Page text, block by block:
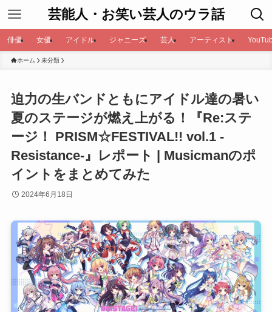
芸能人・お笑い芸人のウラ話
俳優 女優 アイドル ジャニーズ 芸人 アーティスト
ホーム 未分類
迫力の生バンドともにアイドル達の暑い
夏のステージが燃え上がる！『Re:ステ
ージ！ PRISM☆FESTIVAL!! vol.1 -
Resistance-』レポート | Musicmanのポ
イントをまとめてみた
2024年6月18日